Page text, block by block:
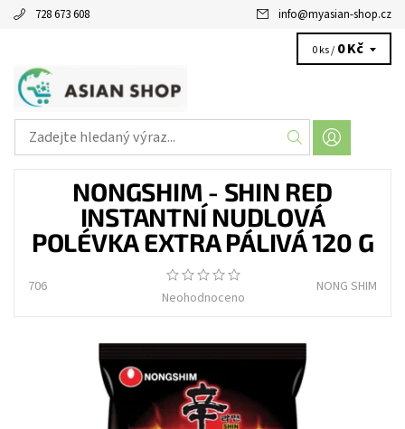
728 673 608 info@myasian-shop.cz
0 ks / 0 Kč
NONGSHIM - SHIN RED
INSTANTNÍ NUDLOVÁ
POLÉVKA EXTRA PÁLIVÁ 120 G
706
Neohodnoceno
NONG SHIM